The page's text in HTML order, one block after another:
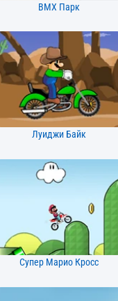
BMX Парк
Луиджи Байк
Супер Марио Кросс